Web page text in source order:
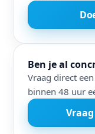
Ben je al
Vraag direct
binnen 48 uur